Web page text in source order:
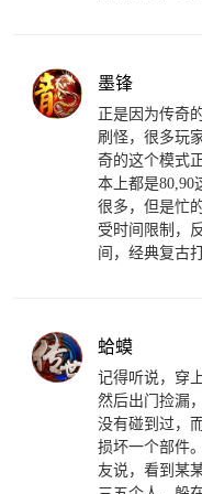
墨锋
正是因为传奇
刷怪，很多玩
奇的这个模式
本上都是80,90
很多，但是忙
受时间限制，
间，经典复古
蛤蟆
记得听说，穿
然后出门捡漏
没有碰到过，
损坏一个部件
友说，看到某